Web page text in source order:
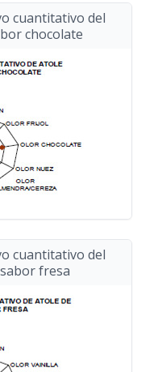
cuantitativo del
chocolate
cuantitativo del
fresa